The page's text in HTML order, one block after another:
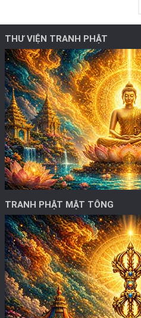
THƯ VIỆN TRANH PHẬT
TRANH PHẬT MẬT TÔNG